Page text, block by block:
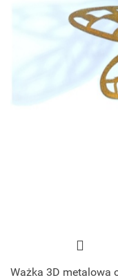
Ważka 3D metalowa